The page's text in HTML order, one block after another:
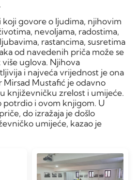
koji govore o ljudima, njihovim
nevoljama, radostima,
rastancima, susretima
od navedenih priča može se
uglova. Njihova
i najveća vrijednost je ona
Mirsad Mustafić je odavno
književničku zrelost i umijeće.
potrdio i ovom knjigom. U
do izražaja je došlo
umijeće, kazao je